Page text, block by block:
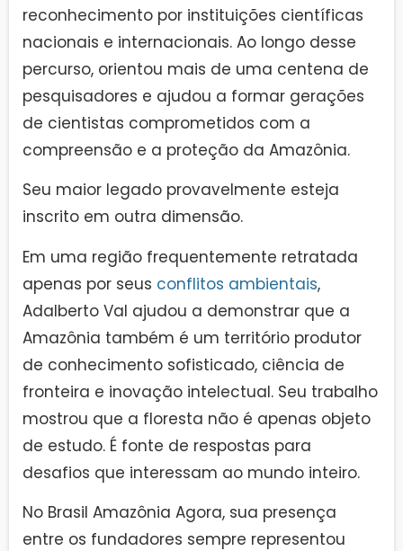
reconhecimento por instituições científicas
nacionais e internacionais. Ao longo desse
percurso, orientou mais de uma centena de
pesquisadores e ajudou a formar gerações
de cientistas comprometidos com a
compreensão e a proteção da Amazônia.
Seu maior legado provavelmente esteja
inscrito em outra dimensão.
Em uma região frequentemente retratada
apenas por seus conflitos ambientais,
Adalberto Val ajudou a demonstrar que a
Amazônia também é um território produtor
de conhecimento sofisticado, ciência de
fronteira e inovação intelectual. Seu trabalho
mostrou que a floresta não é apenas objeto
de estudo. É fonte de respostas para
desafios que interessam ao mundo inteiro.
No Brasil Amazônia Agora, sua presença
entre os fundadores sempre representou